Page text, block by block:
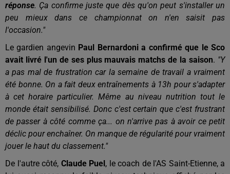
réponse. Ça confirme juste que dès qu'on peut s'installer un
peu mieux dans ce championnat on n'en saisit pas
l'occasion."
Le gardien angevin Paul Bernardoni a confirmé que le Sco
avait livré l'un de ses plus mauvais matchs de la saison. "Y
a pas mal de frustration car la semaine de travail a vraiment
été bonne. On a fait deux entraînements à 13h pour s'adapter
à cet horaire particulier. Même au niveau nutrition tout le
monde était sensibilisé. Donc c'est certain que c'est frustrant
de passer à côté comme ça... on n'arrive pas à avoir ce petit
déclic pour enchaîner. On manque de régularité pour vraiment
jouer le haut du classement."
De l'autre côté, Claude Puel , le coach de l'AS Saint-Etienne, a